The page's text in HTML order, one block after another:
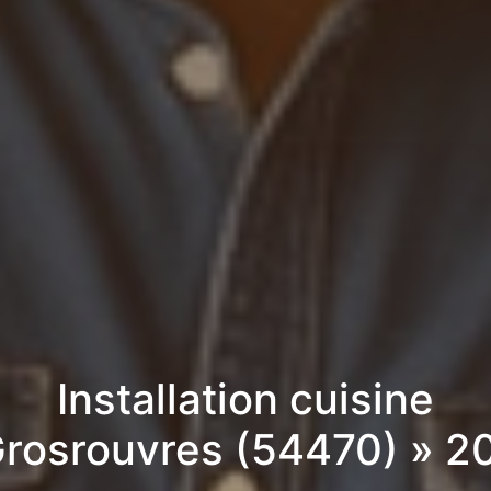
Installation cuisine
(54470) »